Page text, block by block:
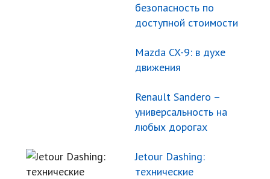
безопасность по
доступной стоимости
Mazda CX-9: в духе
движения
Renault Sandero –
универсальность на
любых дорогах
Jetour Dashing:
технические